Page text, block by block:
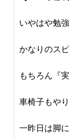
いやはや勉
かなりのス
もちろん『
車椅子もや
一昨日は脚